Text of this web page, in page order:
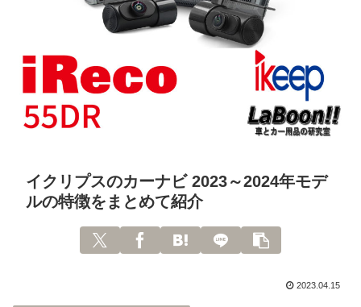
イクリプスのカーナビ 2023～2024年モデ
ルの特徴をまとめて紹介
2023.04.15